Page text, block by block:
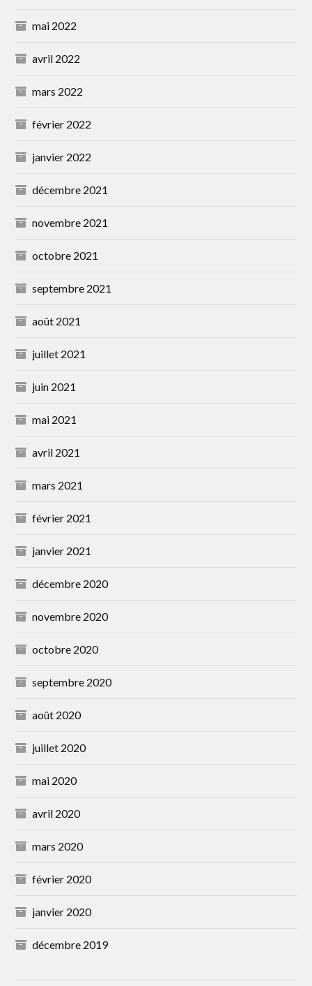
mai 2022
avril 2022
mars 2022
février 2022
janvier 2022
décembre 2021
novembre 2021
octobre 2021
septembre 2021
août 2021
juillet 2021
juin 2021
mai 2021
avril 2021
mars 2021
février 2021
janvier 2021
décembre 2020
novembre 2020
octobre 2020
septembre 2020
août 2020
juillet 2020
mai 2020
avril 2020
mars 2020
février 2020
janvier 2020
décembre 2019